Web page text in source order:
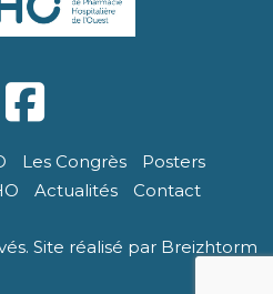
Les Congrès
Posters
Actualités Contact
Site réalisé par Breizhtorm